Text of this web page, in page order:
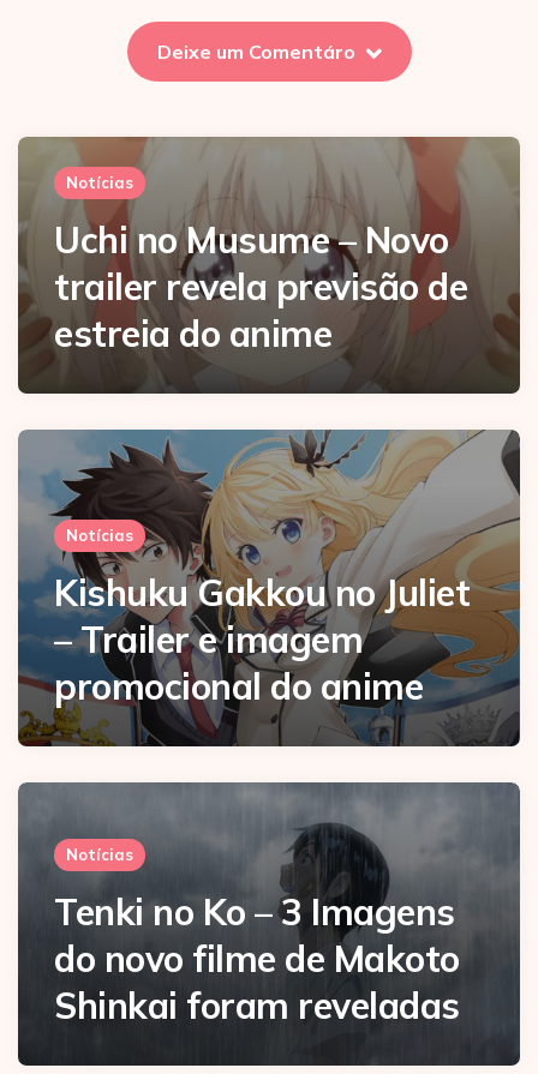
Deixe um Comentáro
Notícias
Uchi no Musume – Novo
trailer revela previsão de
estreia do anime
Notícias
Kishuku Gakkou no Juliet
– Trailer e imagem
promocional do anime
Notícias
Tenki no Ko – 3 Imagens
do novo filme de Makoto
Shinkai foram reveladas